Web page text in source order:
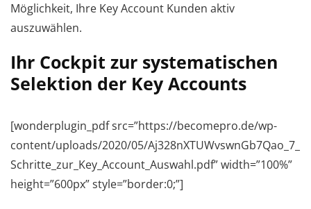
Möglichkeit, Ihre Key Account Kunden aktiv
auszuwählen.
Ihr Cockpit zur systematischen
Selektion der Key Accounts
[wonderplugin_pdf src=”https://becomepro.de/wp-
content/uploads/2020/05/Aj328nXTUWvswnGb7Qao_7_
Schritte_zur_Key_Account_Auswahl.pdf” width=”100%”
height=”600px” style=”border:0;”]